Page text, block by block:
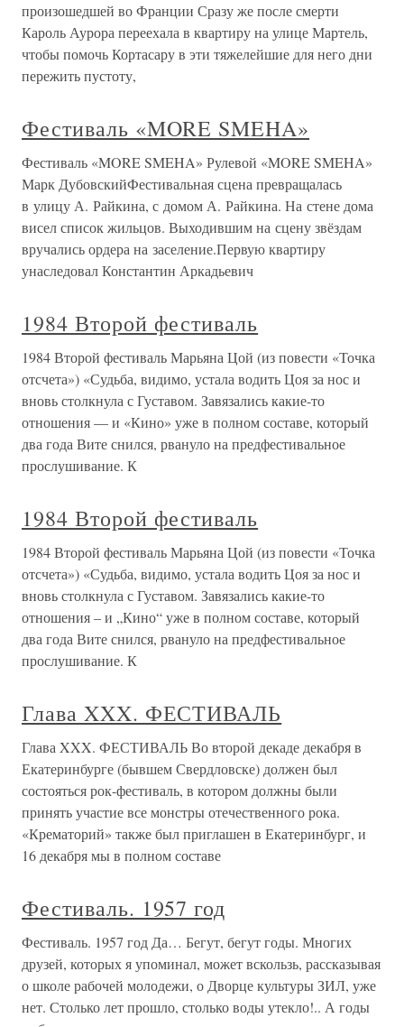
произошедшей во Франции Сразу же после смерти
Кароль Аурора переехала в квартиру на улице Мартель,
чтобы помочь Кортасару в эти тяжелейшие для него дни
пережить пустоту,
Фестиваль «MORE SMEHA»
Фестиваль «MORE SMEHA» Рулевой «MORE SMEHA»
Марк ДубовскийФестивальная сцена превращалась
в улицу А. Райкина, с домом А. Райкина. На стене дома
висел список жильцов. Выходившим на сцену звёздам
вручались ордера на заселение.Первую квартиру
унаследовал Константин Аркадьевич
1984 Второй фестиваль
1984 Второй фестиваль Марьяна Цой (из повести «Точка
отсчета») «Судьба, видимо, устала водить Цоя за нос и
вновь столкнула с Густавом. Завязались какие-то
отношения — и «Кино» уже в полном составе, который
два года Вите снился, рвануло на предфестивальное
прослушивание. К
1984 Второй фестиваль
1984 Второй фестиваль Марьяна Цой (из повести «Точка
отсчета») «Судьба, видимо, устала водить Цоя за нос и
вновь столкнула с Густавом. Завязались какие-то
отношения – и „Кино“ уже в полном составе, который
два года Вите снился, рвануло на предфестивальное
прослушивание. К
Глава XXX. ФЕСТИВАЛЬ
Глава XXX. ФЕСТИВАЛЬ Во второй декаде декабря в
Екатеринбурге (бывшем Свердловске) должен был
состояться рок-фестиваль, в котором должны были
принять участие все монстры отечественного рока.
«Крематорий» также был приглашен в Екатеринбург, и
16 декабря мы в полном составе
Фестиваль. 1957 год
Фестиваль. 1957 год Да… Бегут, бегут годы. Многих
друзей, которых я упоминал, может вскользь, рассказывая
о школе рабочей молодежи, о Дворце культуры ЗИЛ, уже
нет. Столько лет прошло, столько воды утекло!.. А годы